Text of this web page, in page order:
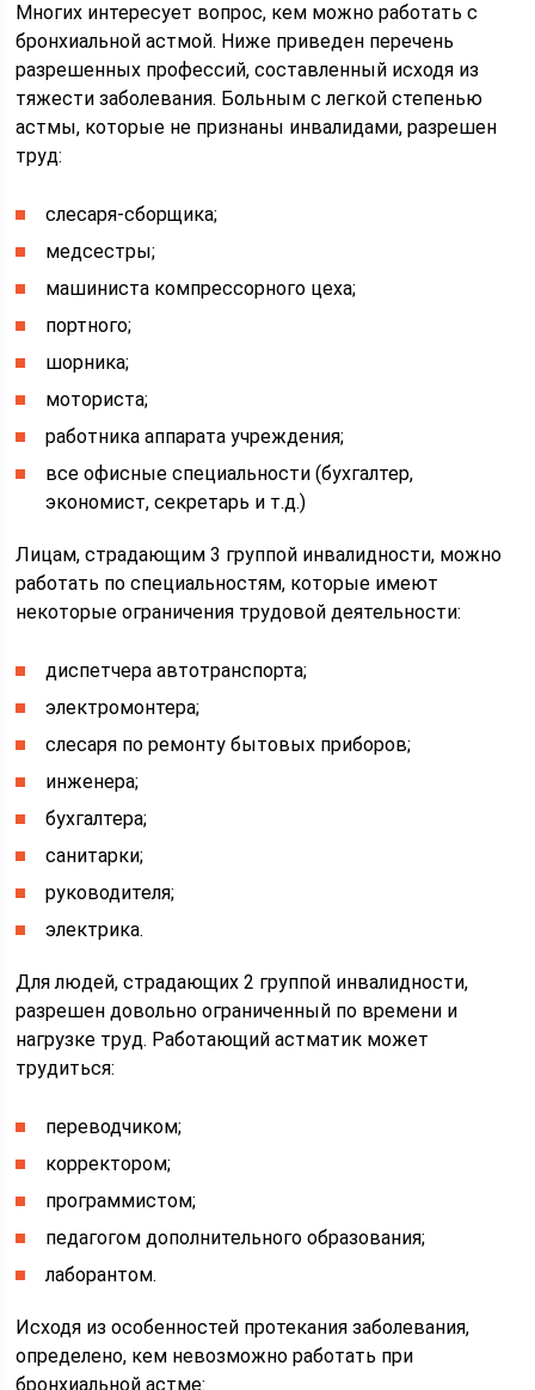
Многих интересует вопрос, кем можно работать с
бронхиальной астмой. Ниже приведен перечень
разрешенных профессий, составленный исходя из
тяжести заболевания. Больным с легкой степенью
астмы, которые не признаны инвалидами, разрешен
труд:
слесаря-сборщика;
медсестры;
машиниста компрессорного цеха;
портного;
шорника;
моториста;
работника аппарата учреждения;
все офисные специальности (бухгалтер,
экономист, секретарь и т.д.)
Лицам, страдающим 3 группой инвалидности, можно
работать по специальностям, которые имеют
некоторые ограничения трудовой деятельности:
диспетчера автотранспорта;
электромонтера;
слесаря по ремонту бытовых приборов;
инженера;
бухгалтера;
санитарки;
руководителя;
электрика.
Для людей, страдающих 2 группой инвалидности,
разрешен довольно ограниченный по времени и
нагрузке труд. Работающий астматик может
трудиться:
переводчиком;
корректором;
программистом;
педагогом дополнительного образования;
лаборантом.
Исходя из особенностей протекания заболевания,
определено, кем невозможно работать при
бронхиальной астме: